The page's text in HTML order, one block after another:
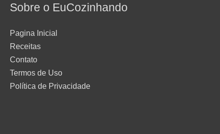
Sobre o EuCozinhando
Pagina Inicial
Receitas
Contato
Termos de Uso
Política de Privacidade